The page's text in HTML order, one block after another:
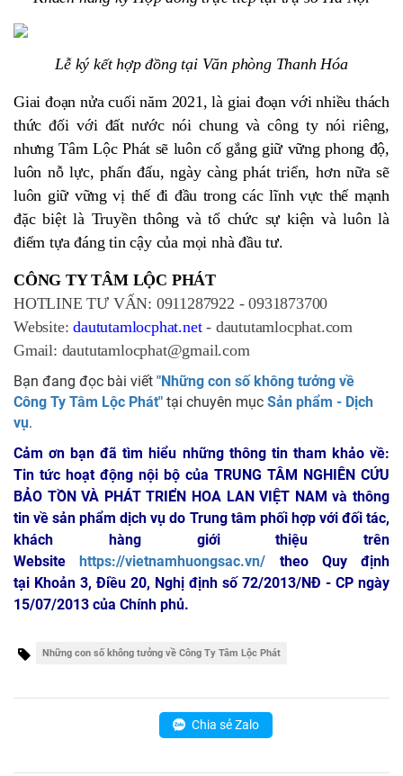
Lễ ký kết hợp đồng tại Văn phòng Thanh Hóa
Giai đoạn nửa cuối năm 2021, là giai đoạn với nhiều thách
thức đối với đất nước nói chung và công ty nói riêng,
nhưng Tâm Lộc Phát sẽ luôn cố gắng giữ vững phong độ,
luôn nỗ lực, phấn đấu, ngày càng phát triển, hơn nữa sẽ
luôn giữ vững vị thế đi đầu trong các lĩnh vực thế mạnh
đặc biệt là Truyền thông và tổ chức sự kiện và luôn là
điểm tựa đáng tin cậy của mọi nhà đầu tư.
CÔNG TY TÂM LỘC PHÁT
HOTLINE TƯ VẤN: 0911287922 - 0931873700
Website: daututamlocphat.net- daututamlocphat.com
Gmail: daututamlocphat@gmail.com
Bạn đang đọc bài viết "Những con số không tưởng về
Công Ty Tâm Lộc Phát" tại chuyên mục Sản phẩm - Dịch
vụ.
Cảm ơn bạn đã tìm hiểu những thông tin tham khảo về:
Tin tức hoạt động nội bộ của TRUNG TÂM NGHIÊN CỨU
BẢO TỒN VÀ PHÁT TRIỂN HOA LAN VIỆT NAM và thông
tin về sản phẩm dịch vụ do Trung tâm phối hợp với đối tác,
khách hàng giới thiệu trên
Websitehttps://vietnamhuongsac.vn/ theo Quy định
tại Khoản 3, Điều 20, Nghị định số 72/2013/NĐ - CP ngày
15/07/2013 của Chính phủ.
Những con số không tưởng về Công Ty Tâm Lộc Phát
Chia sẻ Zalo